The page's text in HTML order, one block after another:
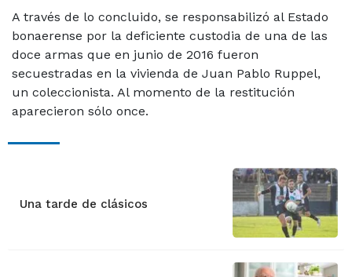
A través de lo concluido, se responsabilizó al Estado
bonaerense por la deficiente custodia de una de las
doce armas que en junio de 2016 fueron
secuestradas en la vivienda de Juan Pablo Ruppel,
un coleccionista. Al momento de la restitución
aparecieron sólo once.
Una tarde de clásicos